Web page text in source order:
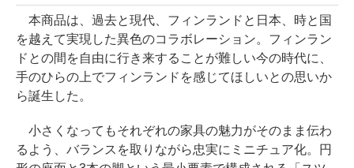
本商品は、過去と現代、フィンランドと日本、時と国
を越えて実現した異色のコラボレーション。フィンラン
ドとの間を自由に行き来することが難しい今の時代に、
手のひらの上でフィンランドを感じてほしいとの思いか
ら誕生した。
小さくなってもそれぞれの家具の魅力がそのまま伝わ
るよう、バランスを取りながら忠実にミニチュア化。円